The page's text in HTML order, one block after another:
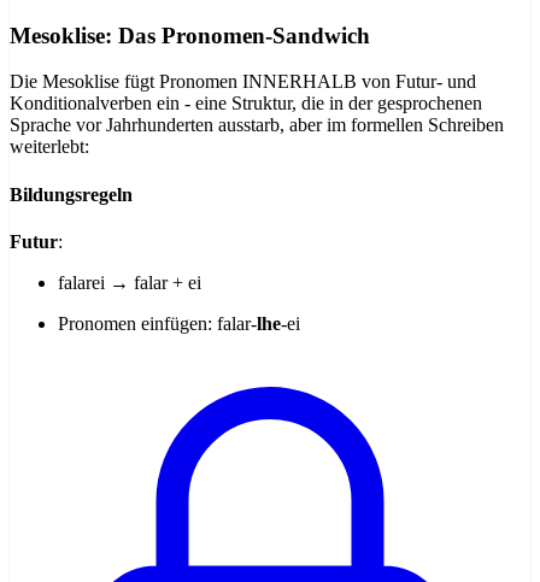
Mesoklise: Das Pronomen-Sandwich
Die Mesoklise fügt Pronomen INNERHALB von Futur- und
Konditionalverben ein - eine Struktur, die in der gesprochenen
Sprache vor Jahrhunderten ausstarb, aber im formellen Schreiben
weiterlebt:
Bildungsregeln
Futur:
falarei → falar + ei
Pronomen einfügen: falar-lhe-ei